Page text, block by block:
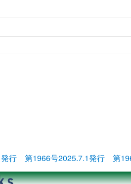
発行 第1966号2025.7.1発行 第